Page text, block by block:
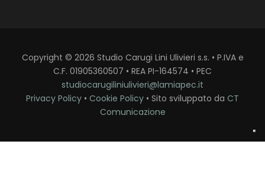
Copyright © 2026 Studio Carugi Lini Ulivieri s.s. • P.IVA e
C.F. 01905360507 • REA PI-164574 • PEC
studiocarugiliniulivieri@lamiapec.it
Privacy Policy • Cookie Policy • Sito sviluppato da CT
Comunicazione